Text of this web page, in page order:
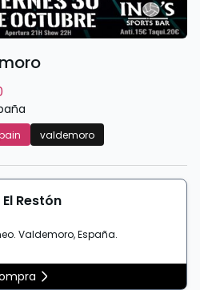
valdemoro
Restón
. Valdemoro,España.